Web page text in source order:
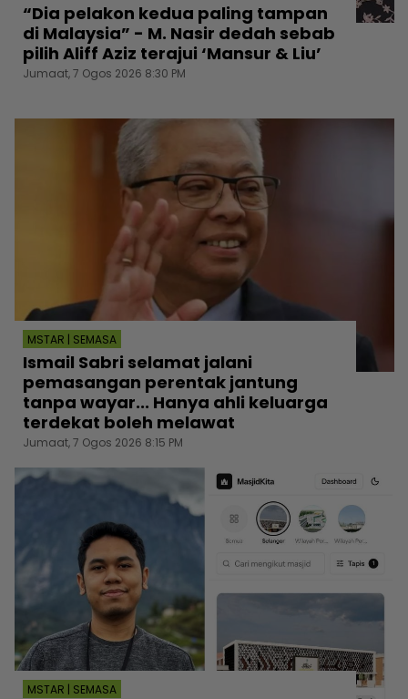
“Dia pelakon kedua paling tampan
di Malaysia” - M. Nasir dedah sebab
pilih Aliff Aziz terajui ‘Mansur & Liu’
Jumaat, 7 Ogos 2026 8:30 PM
MSTAR | SEMASA
Ismail Sabri selamat jalani
pemasangan perentak jantung
tanpa wayar... Hanya ahli keluarga
terdekat boleh melawat
Jumaat, 7 Ogos 2026 8:15 PM
MSTAR | SEMASA